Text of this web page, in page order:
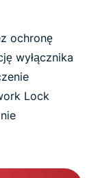
ochronę
wyłącznika
Lock